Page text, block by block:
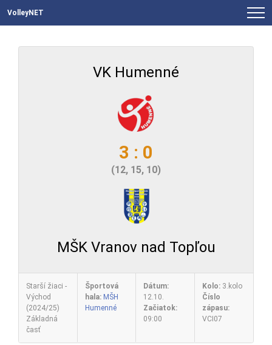
VolleyNET
VK Humenné
3 : 0
(12, 15, 10)
MŠK Vranov nad Topľou
Starší žiaci -
Východ
(2024/25)
Základná
časť
Športová
hala: MŠH
Humenné
Dátum:
12.10.
Začiatok:
09:00
Kolo:3.kolo
Číslo
zápasu:
VCI07